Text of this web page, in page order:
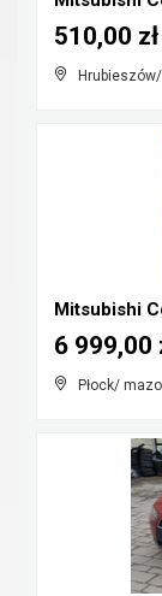
510,00 zł
Mitsubishi
Płock/
6 999,00